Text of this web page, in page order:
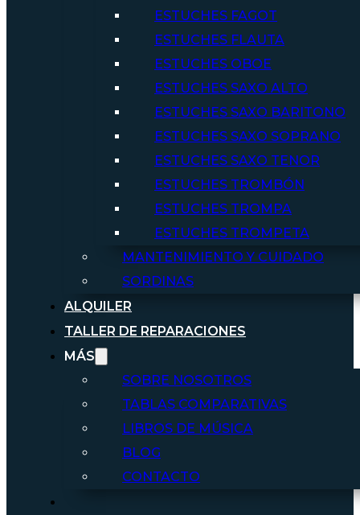
ESTUCHES FAGOT
ESTUCHES FLAUTA
ESTUCHES OBOE
ESTUCHES SAXO ALTO
ESTUCHES SAXO BARITONO
ESTUCHES SAXO SOPRANO
ESTUCHES SAXO TENOR
ESTUCHES TROMBÓN
ESTUCHES TROMPA
ESTUCHES TROMPETA
MANTENIMIENTO Y CUIDADO
SORDINAS
ALQUILER
TALLER DE REPARACIONES
MÁS
SOBRE NOSOTROS
TABLAS COMPARATIVAS
LIBROS DE MÚSICA
BLOG
CONTACTO